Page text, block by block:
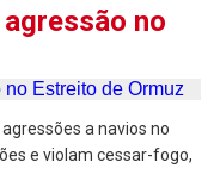
no
a navios no
e violam cessar-fogo,